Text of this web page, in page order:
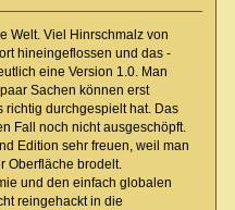
Welt. Viel Hinrschmalz von
hineingeflossen und das -
eine Version 1.0. Man
Sachen können erst
richtig durchgespielt hat. Das
Fall noch nicht ausgeschöpft.
Edition sehr freuen, weil man
Oberfläche brodelt.
und den einfach globalen
reingehackt in die